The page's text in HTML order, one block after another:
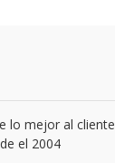
lo mejor al cliente
el 2004